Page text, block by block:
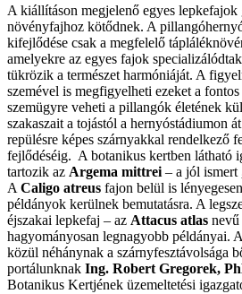
A kiállításon megjelenő egyes lepkefajok
növényfajhoz kötődnek. A
kifejlődése csak a megfelelő
amelyekre az egyes fajok
tükrözik a természet harmóniáját. A
szemével is megfigyelheti ezeket a fontos
szemügyre veheti a pillangók életének
szakaszait a tojástól a hernyóstádiumon
repülésre képes szárnyakkal rendelkező
fejlődéséig. A botanikus kertben látható
tartozik az Argema mittrei – a jól ismert
A Caligo atreus fajon belül is
példányok kerülnek bemutatásra. A
éjszakai lepkefaj – az Attacus atlas nevű
hagyományosan legnagyobb példányai.
közül néhánynak a szárnyfesztávolsága
portálunknak Ing. Robert Gregorek,
Botanikus Kertjének üzemeltetési